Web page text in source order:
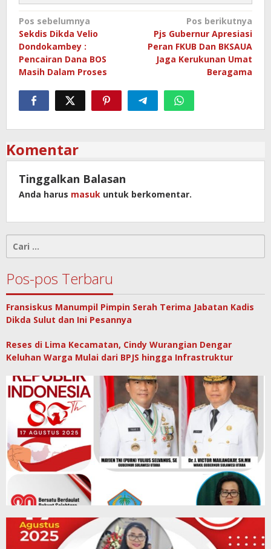
Navigasi
pos
Pos sebelumnya
Sekdis Dikda Velio
Dondokambey :
Pencairan Dana BOS
Masih Dalam Proses
Pos berikutnya
Pjs Gubernur Apresiasi
Peran FKUB Dan BKSAUA
Jaga Kerukunan Umat
Beragama
Komentar
Tinggalkan Balasan
Anda harus masuk untuk berkomentar.
untuk:
Pos-pos Terbaru
Fransiskus Manumpil Pimpin Serah Terima Jabatan Kadis
Dikda Sulut dan Ini Pesannya
Reses di Lima Kecamatan, Cindy Wurangian Dengar
Keluhan Warga Mulai dari BPJS hingga Infrastruktur